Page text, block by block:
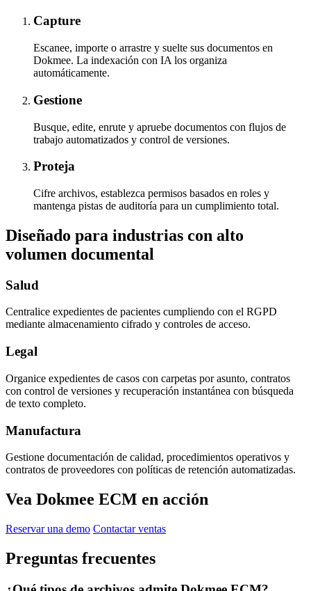
Capture
Escanee, importe o arrastre y suelte sus documentos en
Dokmee. La indexación con IA los organiza
automáticamente.
Gestione
Busque, edite, enrute y apruebe documentos con flujos de
trabajo automatizados y control de versiones.
Proteja
Cifre archivos, establezca permisos basados en roles y
mantenga pistas de auditoría para un cumplimiento total.
Diseñado para industrias con alto
volumen documental
Salud
Centralice expedientes de pacientes cumpliendo con el RGPD
mediante almacenamiento cifrado y controles de acceso.
Legal
Organice expedientes de casos con carpetas por asunto, contratos
con control de versiones y recuperación instantánea con búsqueda
de texto completo.
Manufactura
Gestione documentación de calidad, procedimientos operativos y
contratos de proveedores con políticas de retención automatizadas.
Vea Dokmee ECM en acción
Reservar una demo Contactar ventas
Preguntas frecuentes